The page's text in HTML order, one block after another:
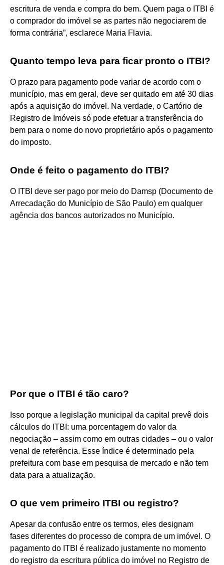
escritura de venda e compra do bem. Quem paga o ITBI é
o comprador do imóvel se as partes não negociarem de
forma contrária”, esclarece Maria Flavia.
Quanto tempo leva para ficar pronto o ITBI?
O prazo para pagamento pode variar de acordo com o
município, mas em geral, deve ser quitado em até 30 dias
após a aquisição do imóvel. Na verdade, o Cartório de
Registro de Imóveis só pode efetuar a transferência do
bem para o nome do novo proprietário após o pagamento
do imposto.
Onde é feito o pagamento do ITBI?
O ITBI deve ser pago por meio do Damsp (Documento de
Arrecadação do Município de São Paulo) em qualquer
agência dos bancos autorizados no Município.
Por que o ITBI é tão caro?
Isso porque a legislação municipal da capital prevê dois
cálculos do ITBI: uma porcentagem do valor da
negociação – assim como em outras cidades – ou o valor
venal de referência. Esse índice é determinado pela
prefeitura com base em pesquisa de mercado e não tem
data para a atualização.
O que vem primeiro ITBI ou registro?
Apesar da confusão entre os termos, eles designam
fases diferentes do processo de compra de um imóvel. O
pagamento do ITBI é realizado justamente no momento
do registro da escritura pública do imóvel no Registro de